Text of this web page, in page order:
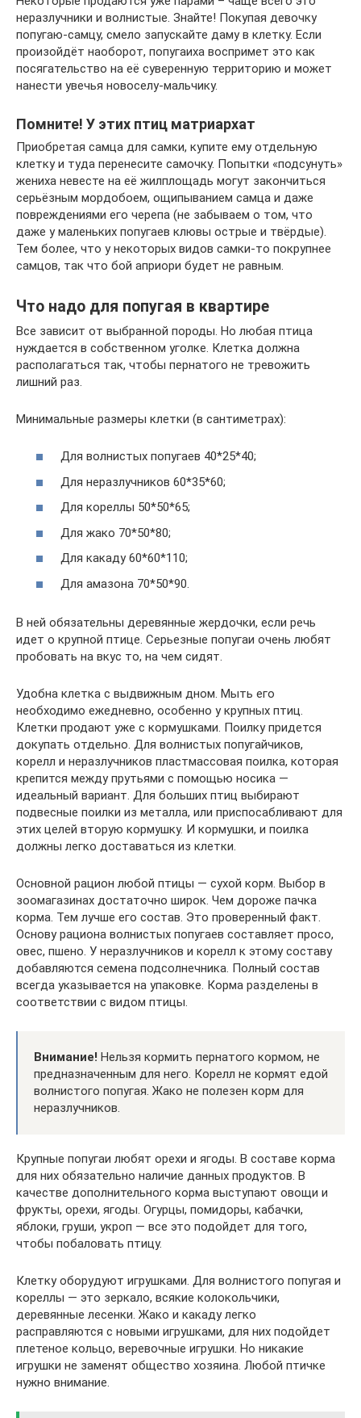
неразлучники и волнистые. Знайте! Покупая девочку
попугаю-самцу, смело запускайте даму в клетку. Если
произойдёт наоборот, попугаиха воспримет это как
посягательство на её суверенную территорию и может
нанести увечья новоселу-мальчику.
Помните! У этих птиц матриархат
Приобретая самца для самки, купите ему отдельную
клетку и туда перенесите самочку. Попытки «подсунуть»
жениха невесте на её жилплощадь могут закончиться
серьёзным мордобоем, ощипыванием самца и даже
повреждениями его черепа (не забываем о том, что
даже у маленьких попугаев клювы острые и твёрдые).
Тем более, что у некоторых видов самки-то покрупнее
самцов, так что бой априори будет не равным.
Что надо для попугая в квартире
Все зависит от выбранной породы. Но любая птица
нуждается в собственном уголке. Клетка должна
располагаться так, чтобы пернатого не тревожить
лишний раз.
Минимальные размеры клетки (в сантиметрах):
Для волнистых попугаев 40*25*40;
Для неразлучников 60*35*60;
Для кореллы 50*50*65;
Для жако 70*50*80;
Для какаду 60*60*110;
Для амазона 70*50*90.
В ней обязательны деревянные жердочки, если речь
идет о крупной птице. Серьезные попугаи очень любят
пробовать на вкус то, на чем сидят.
Удобна клетка с выдвижным дном. Мыть его
необходимо ежедневно, особенно у крупных птиц.
Клетки продают уже с кормушками. Поилку придется
докупать отдельно. Для волнистых попугайчиков,
корелл и неразлучников пластмассовая поилка, которая
крепится между прутьями с помощью носика —
идеальный вариант. Для больших птиц выбирают
подвесные поилки из металла, или приспосабливают для
этих целей вторую кормушку. И кормушки, и поилка
должны легко доставаться из клетки.
Основной рацион любой птицы — сухой корм. Выбор в
зоомагазинах достаточно широк. Чем дороже пачка
корма. Тем лучше его состав. Это проверенный факт.
Основу рациона волнистых попугаев составляет просо,
овес, пшено. У неразлучников и корелл к этому составу
добавляются семена подсолнечника. Полный состав
всегда указывается на упаковке. Корма разделены в
соответствии с видом птицы.
Внимание! Нельзя кормить пернатого кормом, не
предназначенным для него. Корелл не кормят едой
волнистого попугая. Жако не полезен корм для
неразлучников.
Крупные попугаи любят орехи и ягоды. В составе корма
для них обязательно наличие данных продуктов. В
качестве дополнительного корма выступают овощи и
фрукты, орехи, ягоды. Огурцы, помидоры, кабачки,
яблоки, груши, укроп — все это подойдет для того,
чтобы побаловать птицу.
Клетку оборудуют игрушками. Для волнистого попугая и
кореллы — это зеркало, всякие колокольчики,
деревянные лесенки. Жако и какаду легко
расправляются с новыми игрушками, для них подойдет
плетеное кольцо, веревочные игрушки. Но никакие
игрушки не заменят общество хозяина. Любой птичке
нужно внимание.